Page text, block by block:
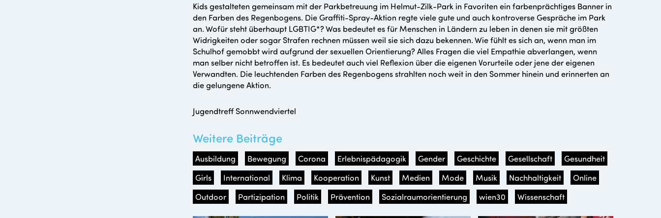
Kids gestalteten gemeinsam mit der Parkbetreuung im Helmut-Zilk-Park in Favoriten ein farbenprächtiges Banner in
den Farben des Regenbogens. Die Graffiti-Spray-Aktion regte viele gute und auch kontroverse Gespräche im Park
an. Wofür steht überhaupt LGBTIG*? Was bedeutet es für Menschen in Ländern zu leben in denen sie mit größten
Widrigkeiten oder sogar Strafen rechnen müssen weil sie sich dazu bekennen. Wie fühlt es sich an, wenn man im
Schulhof gemobbt wird aufgrund der sexuellen Orientierung? Alles Fragen die viel Empathie abverlangen, wenn
man selber nicht betroffen ist. Es bedeutet auch viel Reflexion über die eigenen Vorurteile oder jene der eigenen
Verwandten. Die leuchtenden Farben des Regenbogens strahlten noch weit in den Sommer hinein und erinnerten an
die gelungene Aktion.
Jugendtreff Sonnwendviertel
Weitere Beiträge
Ausbildung Bewegung Corona Erlebnispädagogik Gender Geschichte Gesellschaft
Gesundheit
Girls
International Klima Kooperation Kunst Medien Mode Musik Nachhaltigkeit
Online
Outdoor
Partizipation Politik Prävention Sozialraumorientierung wien30 Wissenschaft